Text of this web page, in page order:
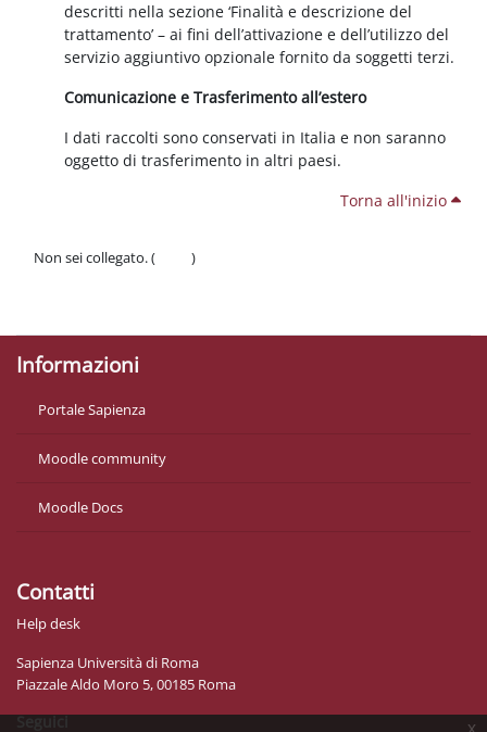
x
descritti nella sezione ‘Finalità e descrizione del
trattamento’ – ai fini dell’attivazione e dell’utilizzo del
servizio aggiuntivo opzionale fornito da soggetti terzi.
Comunicazione e Trasferimento all’estero
I dati raccolti sono conservati in Italia e non saranno
oggetto di trasferimento in altri paesi.
Torna all'inizio
Non sei collegato. (
)
Informazioni
Portale Sapienza
Moodle community
Moodle Docs
Contatti
Help desk
Sapienza Università di Roma
Piazzale Aldo Moro 5, 00185 Roma
Seguici